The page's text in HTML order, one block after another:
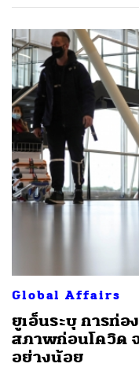
Global Affairs
ยูเอ็นระบุ การท่อ
สภาพก่อนโควิด
อย่างน้อย